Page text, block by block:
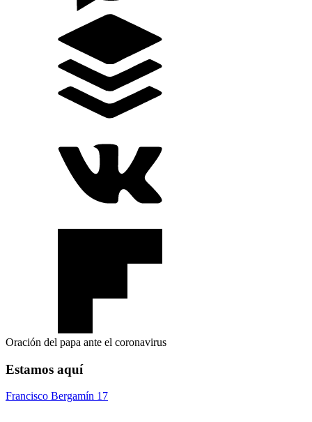
Oración del papa ante el coronavirus
Estamos aquí
Francisco Bergamín 17